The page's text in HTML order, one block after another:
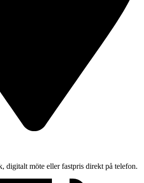
digitalt möte eller fastpris direkt på telefon.